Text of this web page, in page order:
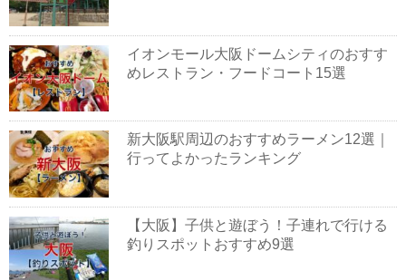
イオンモール大阪ドームシティのおすす
めレストラン・フードコート15選
新大阪駅周辺のおすすめラーメン12選｜
行ってよかったランキング
【大阪】子供と遊ぼう！子連れで行ける
釣りスポットおすすめ9選